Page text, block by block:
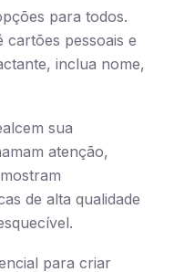
para todos.
cartões pessoais e
inclua nome,
sua
atenção,
de alta qualidade
para criar